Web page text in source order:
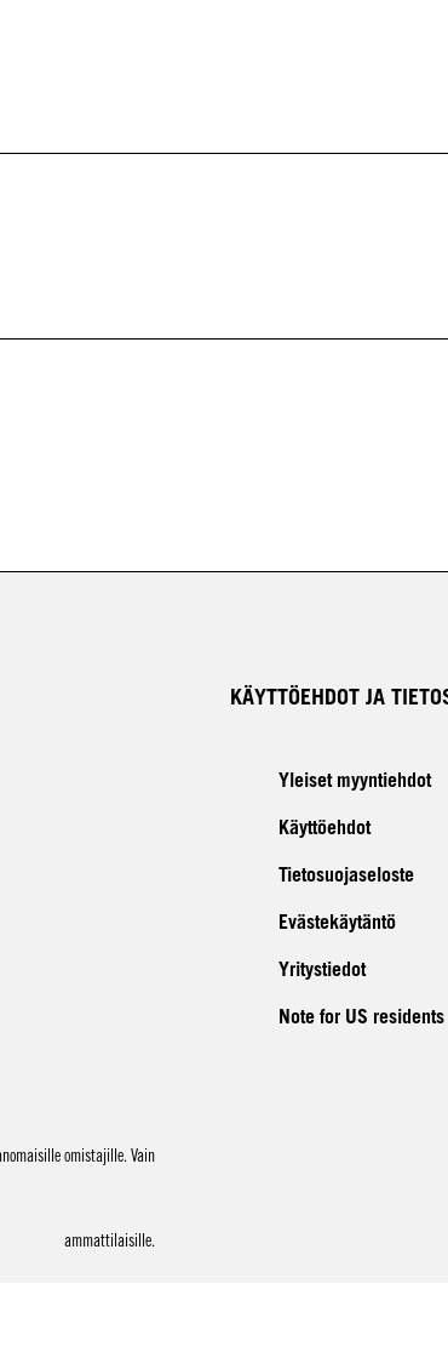
KÄYTTÖEHDOT JA
Yleiset myyntiehdot
Käyttöehdot
Tietosuojaseloste
Evästekäytäntö
Yritystiedot
Note for US residents
omistajille. Vain
ammattilaisille.